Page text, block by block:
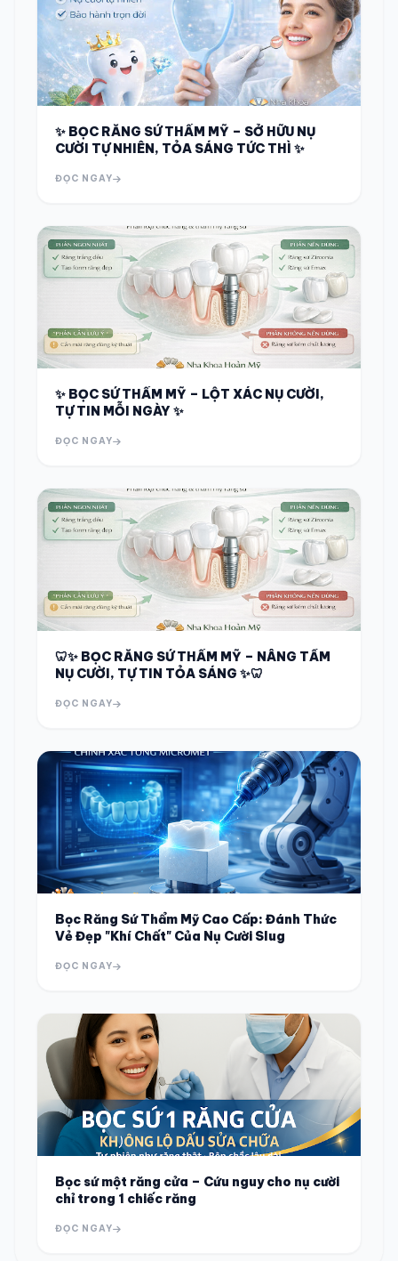
✨ BỌC RĂNG SỨ THẨM MỸ – SỞ HỮU NỤ
CƯỜI TỰ NHIÊN, TỎA SÁNG TỨC THÌ ✨
ĐỌC NGAY
✨ BỌC SỨ THẨM MỸ – LỘT XÁC NỤ CƯỜI,
TỰ TIN MỖI NGÀY ✨
ĐỌC NGAY
🦷✨ BỌC RĂNG SỨ THẨM MỸ – NÂNG TẦM
NỤ CƯỜI, TỰ TIN TỎA SÁNG ✨🦷
ĐỌC NGAY
Bọc Răng Sứ Thẩm Mỹ Cao Cấp: Đánh Thức
Vẻ Đẹp "Khí Chất" Của Nụ Cười Slug
ĐỌC NGAY
Bọc sứ một răng cửa – Cứu nguy cho nụ cười
chỉ trong 1 chiếc răng
ĐỌC NGAY